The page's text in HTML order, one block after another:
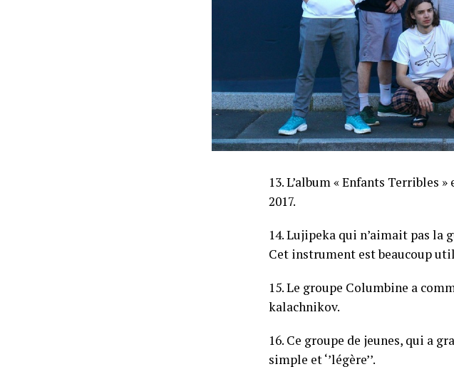
13. L’album « Enfants Terribles
2017.
14. Lujipeka qui n’aimait pas
Cet instrument est beaucoup
15. Le groupe Columbine a
kalachnikov.
16. Ce groupe de jeunes, qui a
simple et ‘’légère’’.